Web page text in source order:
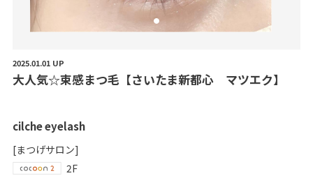
2025.01.01 UP
大人気☆束感まつ毛 【さいたま新都心 マツエク】
cilche eyelash
[まつげサロン]
2F